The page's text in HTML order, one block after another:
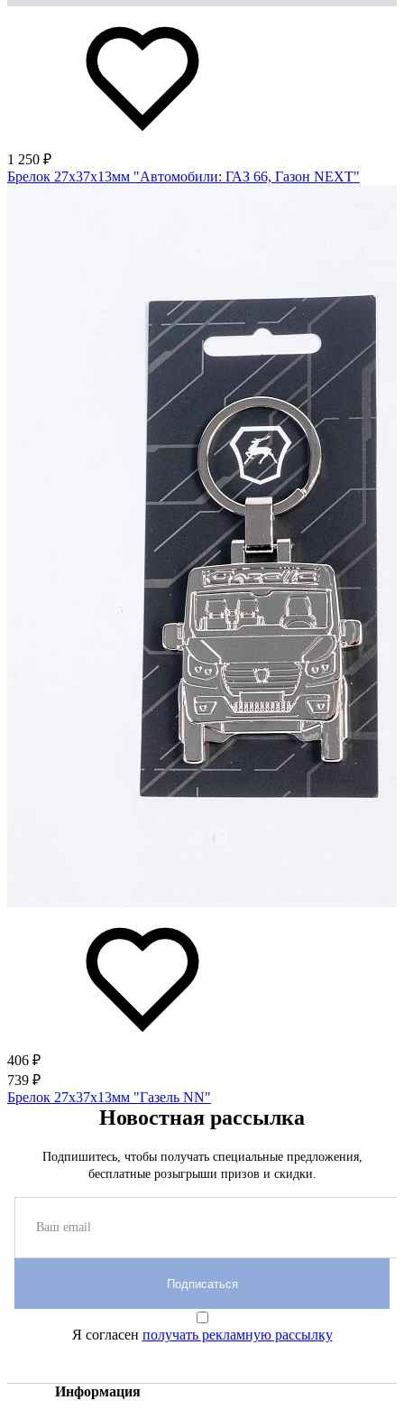
1 250 ₽
Брелок 27х37х13мм "Автомобили: ГАЗ 66, Газон NEXT"
406 ₽
739 ₽
Брелок 27х37х13мм "Газель NN"
Информация
Новостная рассылка
Подпишитесь, чтобы получать специальные предложения,
бесплатные розыгрыши призов и скидки.
Подписаться
Я согласен получать рекламную рассылку